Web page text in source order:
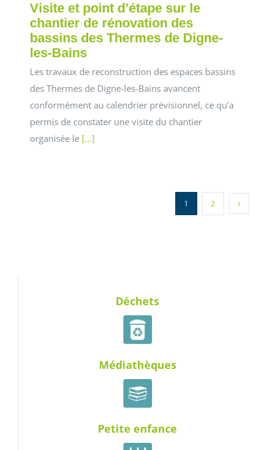
Visite et point d’étape sur le
chantier de rénovation des
bassins des Thermes de Digne-
les-Bains
Les travaux de reconstruction des espaces bassins
des Thermes de Digne-les-Bains avancent
conformément au calendrier prévisionnel, ce qu’a
permis de constater une visite du chantier
organisée le [...]
1 2
Déchets
Médiathèques
Petite enfance